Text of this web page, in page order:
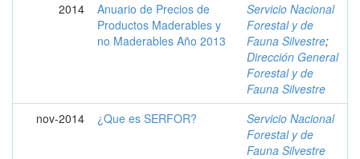
2014
Anuario de Precios de
Productos Maderables y
no Maderables Año 2013
Servicio Nacional
Forestal y de
Fauna Silvestre;
Dirección General
Forestal y de
Fauna Silvestre
nov-2014
¿Que es SERFOR?
Servicio Nacional
Forestal y de
Fauna Silvestre